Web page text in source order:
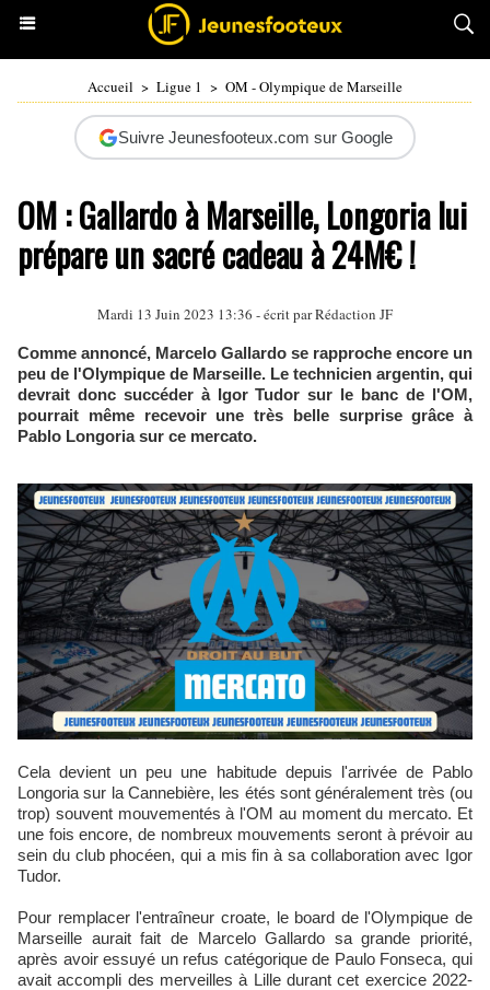
Accueil > Ligue 1 > OM - Olympique de Marseille
Suivre Jeunesfooteux.com sur Google
OM : Gallardo à Marseille, Longoria lui
prépare un sacré cadeau à 24M€ !
Mardi 13 Juin 2023 13:36 - écrit par Rédaction JF
Comme annoncé, Marcelo Gallardo se rapproche encore un
peu de l'Olympique de Marseille. Le technicien argentin, qui
devrait donc succéder à Igor Tudor sur le banc de l'OM,
pourrait même recevoir une très belle surprise grâce à
Pablo Longoria sur ce mercato.
Cela devient un peu une habitude depuis l'arrivée de Pablo
Longoria sur la Cannebière, les étés sont généralement très (ou
trop) souvent mouvementés à l'OM au moment du mercato. Et
une fois encore, de nombreux mouvements seront à prévoir au
sein du club phocéen, qui a mis fin à sa collaboration avec Igor
Tudor.
Pour remplacer l'entraîneur croate, le board de l'Olympique de
Marseille aurait fait de Marcelo Gallardo sa grande priorité,
après avoir essuyé un refus catégorique de Paulo Fonseca, qui
avait accompli des merveilles à Lille durant cet exercice 2022-